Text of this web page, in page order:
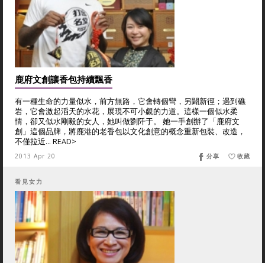
鹿府文創讓香包持續飄香
有一種生命的力量似水，前方無路，它會轉個彎，另闢新徑；遇到礁
岩，它會激起滔天的水花，展現不可小覷的力道。這樣一個似水柔
情，卻又似水剛毅的女人，她叫做劉阡于。 她一手創辦了「鹿府文
創」這個品牌，將鹿港的老香包以文化創意的概念重新包裝、改造，
不僅拉近... READ>
2013 Apr 20 收藏
分享
看見女力